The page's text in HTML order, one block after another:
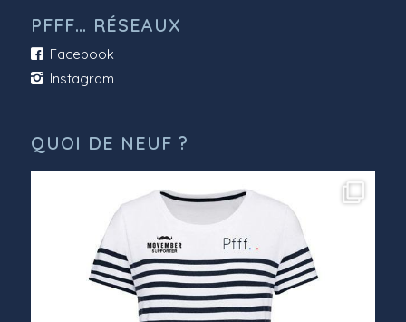
PFFF… RÉSEAUX
Facebook
Instagram
QUOI DE NEUF ?